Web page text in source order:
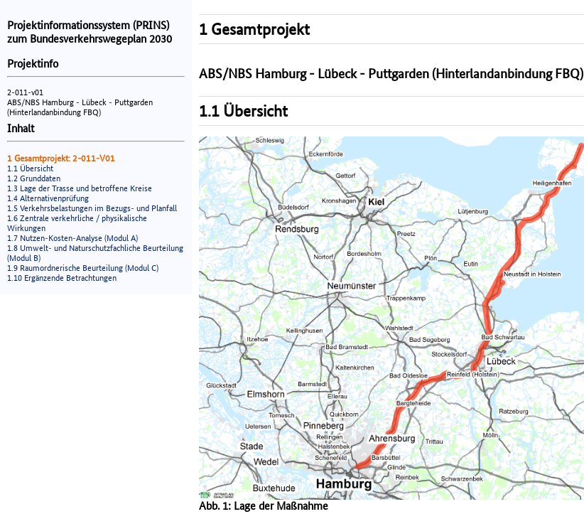
Projektinformationssystem (PRINS)
zum Bundesverkehrswegeplan 2030
Projektinfo
2-011-v01
ABS/NBS Hamburg - Lübeck - Puttgarden
(Hinterlandanbindung FBQ)
Inhalt
1 Gesamtprojekt: 2-011-V01
1.1 Übersicht
1.2 Grunddaten
1.3 Lage der Trasse und betroffene Kreise
1.4 Alternativenprüfung
1.5 Verkehrsbelastungen im Bezugs- und Planfall
1.6 Zentrale verkehrliche / physikalische
Wirkungen
1.7 Nutzen-Kosten-Analyse (Modul A)
1.8 Umwelt- und Naturschutzfachliche Beurteilung
(Modul B)
1.9 Raumordnerische Beurteilung (Modul C)
1.10 Ergänzende Betrachtungen
1 Gesamtprojekt
ABS/NBS Hamburg - Lübeck - Puttgarden (Hinterlandanbindung FBQ)
1.1 Übersicht
Abb. 1: Lage der Maßnahme